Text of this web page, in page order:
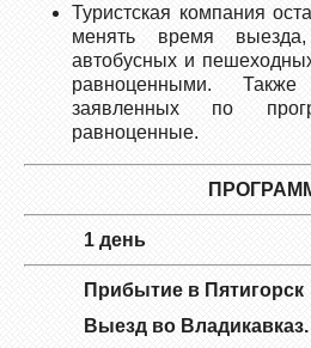
Туристская компания
менять время выезда,
автобусных и
равноценными.
заявленных по
равноценные.
1 день
Прибытие в Пятигорск
Выезд во Владикавказ.